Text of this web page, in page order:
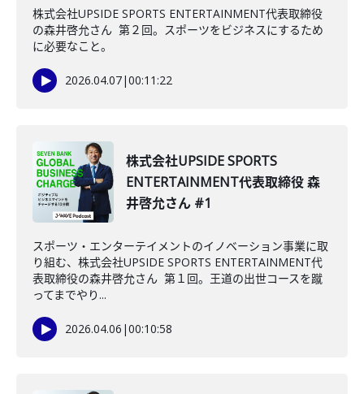
株式会社UPSIDE SPORTS ENTERTAINMENT代表取締役
の森井啓允さん 第２回。スポーツをビジネスにするため
に必要なこと。
2026.04.07|00:11:22
株式会社UPSIDE SPORTS
ENTERTAINMENT代表取締役 森
井啓允さん #1
スポーツ・エンターテイメントのイノベーション事業に取
り組む、株式会社UPSIDE SPORTS ENTERTAINMENT代
表取締役の森井啓允さん 第１回。王道の出世コースを蹴
ってまでやり...
2026.04.06 |00:10:58